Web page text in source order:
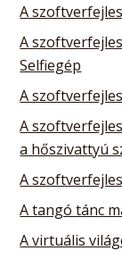
A
A
Selfiegép
A
A
a hőszivattyú
A
A tangó tánc
A virtuális